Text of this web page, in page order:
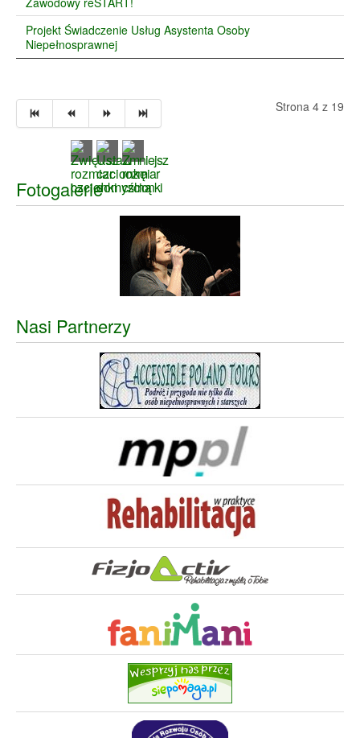
Projekt Świadczenie Usług Asystenta Osoby
Niepełnosprawnej
Strona 4 z 19
Fotogalerie
Nasi Partnerzy